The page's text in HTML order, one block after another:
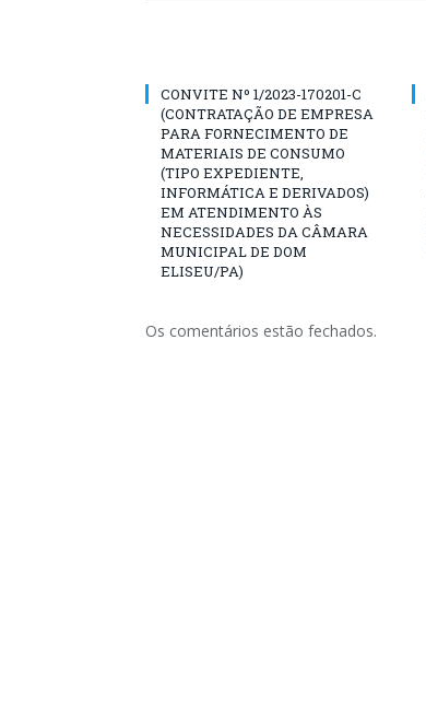
CONVITE Nº 1/2023-170201-C
(CONTRATAÇÃO DE EMPRESA
PARA FORNECIMENTO DE
MATERIAIS DE CONSUMO
(TIPO EXPEDIENTE,
INFORMÁTICA E DERIVADOS)
EM ATENDIMENTO ÀS
NECESSIDADES DA CÂMARA
MUNICIPAL DE DOM
ELISEU/PA)
Os comentários estão fechados.